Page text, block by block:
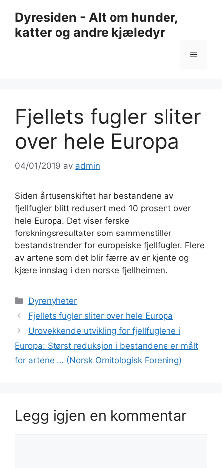
innhold
Dyresiden - Alt om hunder,
katter og andre kjæledyr
Meny
Fjellets fugler sliter
over hele Europa
04/01/2019 av admin
Siden årtusenskiftet har bestandene av
fjellfugler blitt redusert med 10 prosent over
hele Europa. Det viser ferske
forskningsresultater som sammenstiller
bestandstrender for europeiske fjellfugler. Flere
av artene som det blir færre av er kjente og
kjære innslag i den norske fjellheimen.
Kategorier
Dyrenyheter
Fjellets fugler sliter over hele Europa
Urovekkende utvikling for fjellfuglene i
Europa: Størst reduksjon i bestandene er målt
for artene … (Norsk Ornitologisk Forening)
Legg igjen en kommentar